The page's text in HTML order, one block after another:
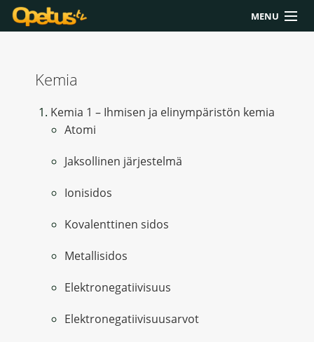
MENU
Yläkoulu
Kemia
Kemia 1 – Ihmisen ja elinympäristön kemia
Atomi
Jaksollinen järjestelmä
Ionisidos
Kovalenttinen sidos
Metallisidos
Elektronegatiivisuus
Elektronegatiivisuusarvot